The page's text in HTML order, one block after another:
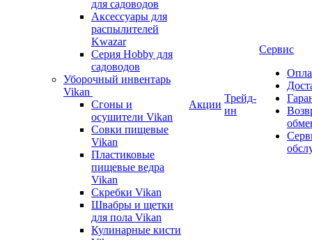
для садоводов
Аксессуары для
распылителей
Kwazar
Серия Hobby для
садоводов
Уборочный инвентарь
Vikan
Сгоны и
осушители Vikan
Совки пищевые
Vikan
Пластиковые
пищевые ведра
Vikan
Скребки Vikan
Швабры и щетки
для пола Vikan
Кулинарные кисти
Акции
Трейд-
ин
Сервис